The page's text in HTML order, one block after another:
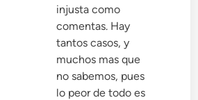
injusta como
comentas. Hay
tantos casos, y
muchos mas que
no sabemos, pues
lo peor de todo es